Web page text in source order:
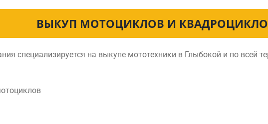
ВЫКУП МОТОЦИКЛОВ И
специализируется на выкупе мототехники в Глыбокой и по всей